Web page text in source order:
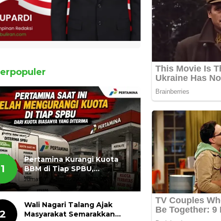
1
Pertamina Kurangi Kuota
BBM di Tiap SPBU,
Masyarakat Bertanya ada
Apa
Jumat, 07 Agustus 2026, 11:03 WIB
Wali Nagari Talang Ajak
Masyarakat Semarakkan